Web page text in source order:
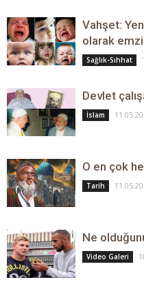
Vahşet:
olarak
Sağlık-Sıhhat
Devlet
İslam
O en çok
Tarih
Ne
Video Galeri